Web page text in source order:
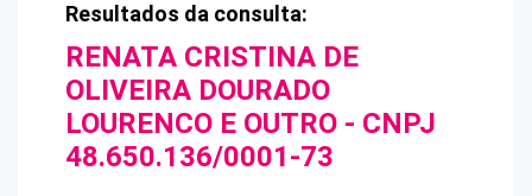
Resultados da consulta:
RENATA CRISTINA DE
OLIVEIRA DOURADO
LOURENCO E OUTRO - CNPJ
48.650.136/0001-73